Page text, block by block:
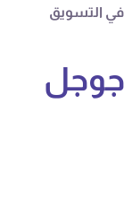
التسويق